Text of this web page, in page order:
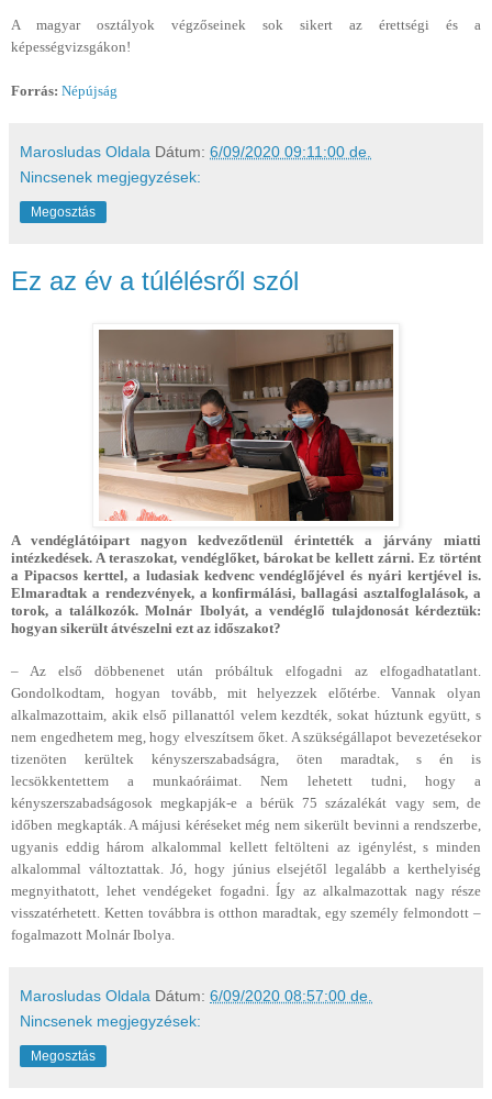
A magyar osztályok végzőseinek sok sikert az érettségi és a
képességvizsgákon!
Forrás: Népújság
Marosludas Oldala Dátum: 6/09/2020 09:11:00 de.
Nincsenek megjegyzések:
Megosztás
Ez az év a túlélésről szól
A vendéglátóipart nagyon kedvezőtlenül érintették a járvány miatti
intézkedések. A teraszokat, vendéglőket, bárokat be kellett zárni. Ez történt
a Pipacsos kerttel, a ludasiak kedvenc vendéglőjével és nyári kertjével is.
Elmaradtak a rendezvények, a konfirmálási, ballagási asztalfoglalások, a
torok, a találkozók. Molnár Ibolyát, a vendéglő tulajdonosát kérdeztük:
hogyan sikerült átvészelni ezt az időszakot?
– Az első döbbenenet után próbáltuk elfogadni az elfogadhatatlant.
Gondolkodtam, hogyan tovább, mit helyezzek előtérbe. Vannak olyan
alkalmazottaim, akik első pillanattól velem kezdték, sokat húztunk együtt, s
nem engedhetem meg, hogy elveszítsem őket. A szükségállapot bevezetésekor
tizenöten kerültek kényszerszabadságra, öten maradtak, s én is
lecsökkentettem a munkaóráimat. Nem lehetett tudni, hogy a
kényszerszabadságosok megkapják-e a bérük 75 százalékát vagy sem, de
időben megkapták. A májusi kéréseket még nem sikerült bevinni a rendszerbe,
ugyanis eddig három alkalommal kellett feltölteni az igénylést, s minden
alkalommal változtattak. Jó, hogy június elsejétől legalább a kerthelyiség
megnyithatott, lehet vendégeket fogadni. Így az alkalmazottak nagy része
visszatérhetett. Ketten továbbra is otthon maradtak, egy személy felmondott –
fogalmazott Molnár Ibolya.
Marosludas Oldala Dátum: 6/09/2020 08:57:00 de.
Nincsenek megjegyzések:
Megosztás